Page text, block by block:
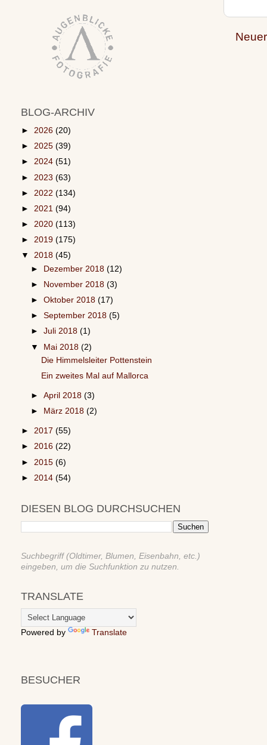
BLOG-ARCHIV
► 2026 (20)
► 2025 (39)
► 2024 (51)
► 2023 (63)
► 2022 (134)
► 2021 (94)
► 2020 (113)
► 2019 (175)
▼ 2018 (45)
►
Dezember 2018(12)
►
November 2018(3)
►Oktober 2018(17)
►September 2018(5)
►Juli 2018(1)
▼ Mai 2018(2)
Die Himmelsleiter Pottenstein
Ein zweites Mal auf Mallorca
►April 2018(3)
►
März 2018(2)
► 2017 (55)
► 2016 (22)
► 2015 (6)
► 2014 (54)
DIESEN BLOG DURCHSUCHEN
Suchbegriff (Oldtimer, Blumen, Eisenbahn, etc.)
eingeben, um die Suchfunktion zu nutzen.
TRANSLATE
Powered by Translate
BESUCHER